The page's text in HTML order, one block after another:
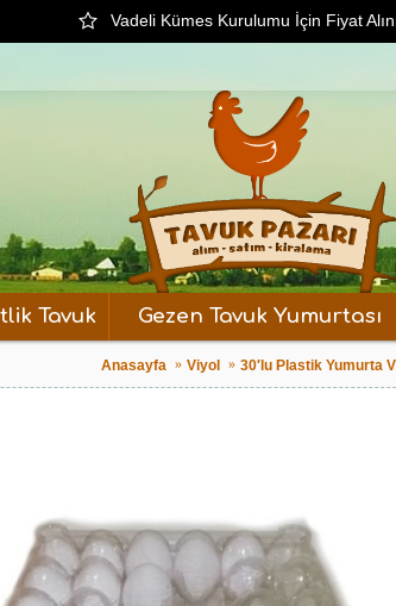
Vadeli Kümes Kurulumu İçin Fiyat
Tavuk Gezen Tavuk Yumurtası
Anasayfa Viyol 30′lu Plastik Yumurta